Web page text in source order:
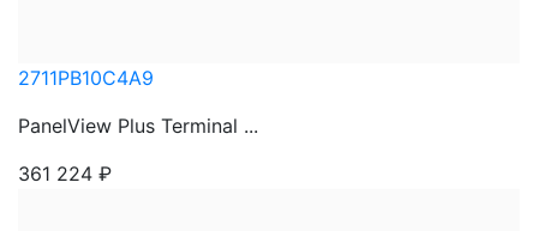
2711PB10C4A9
PanelView Plus Terminal ...
361 224 ₽